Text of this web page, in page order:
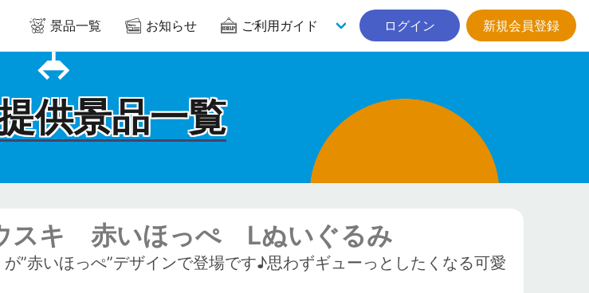
景品一覧 お知らせ ご利用ガイド ログイン 新規会員登録
供景品一覧
スキ 赤いほっぺ Lぬいぐるみ
が”赤いほっぺ”デザインで登場です♪思わずギューっとしたくなる可愛